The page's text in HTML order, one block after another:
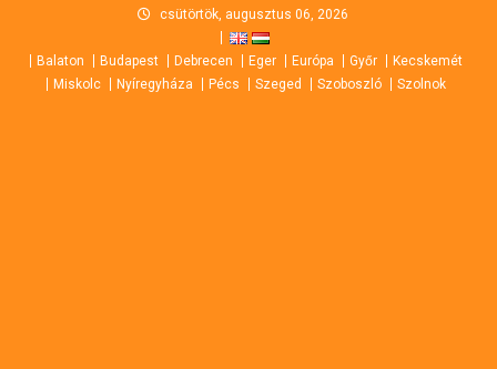
content
csütörtök, augusztus 06, 2026
Balaton Budapest Debrecen Eger Európa Győr
Kecskemét
Miskolc
Nyíregyháza Pécs Szeged Szoboszló Szolnok